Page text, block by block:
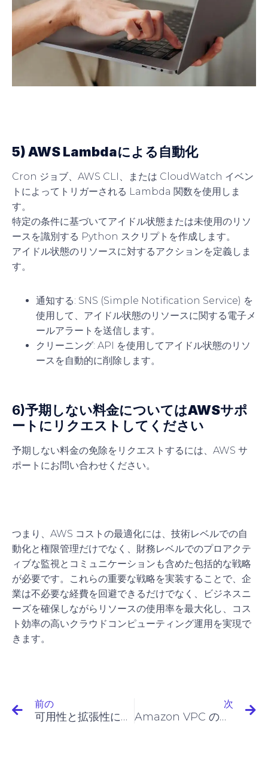
5) AWS Lambdaによる自動化
Cron ジョブ、AWS CLI、または CloudWatch イベン
トによってトリガーされる Lambda 関数を使用しま
す。
特定の条件に基づいてアイドル状態または未使用のリソ
ースを識別する Python スクリプトを作成します。
アイドル状態のリソースに対するアクションを定義しま
す。
通知する: SNS (Simple Notification Service) を
使用して、アイドル状態のリソースに関する電子メ
ールアラートを送信します。
クリーニング: API を使用してアイドル状態のリソ
ースを自動的に削除します。
6)予期しない料金についてはAWSサポ
ートにリクエストしてください
予期しない料金の免除をリクエストするには、AWS サ
ポートにお問い合わせください。
つまり、AWS コストの最適化には、技術レベルでの自
動化と権限管理だけでなく、財務レベルでのプロアクテ
ィブな監視とコミュニケーションも含めた包括的な戦略
が必要です。これらの重要な戦略を実装することで、企
業は不必要な経費を回避できるだけでなく、ビジネスニ
ーズを確保しながらリソースの使用率を最大化し、コス
ト効率の高いクラウドコンピューティング運用を実現で
きます。
前の
可用性と拡張性に優れた VPC アーキテクチャの設計
次
Amazon VPC のシンプル化: クラウドでのプライベートネットワーク